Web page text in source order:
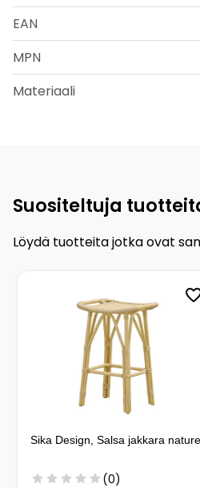
EAN
MPN
Materiaali
Suositeltuja
Löydä tuotteita jotka ovat
Sika Design, Salsa jakkara nature
(0)